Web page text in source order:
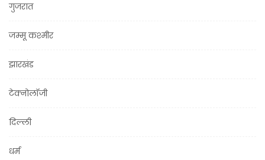
गुजरात
जम्मू कश्मीर
झारखंड
टेक्नोलॉजी
दिल्ली
धर्म